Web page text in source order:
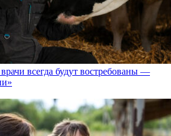
всегда будут востребованы —